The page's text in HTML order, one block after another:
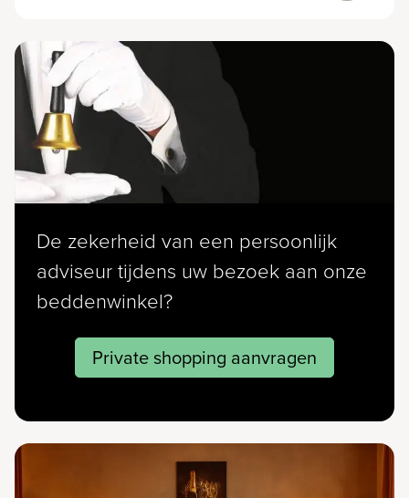
De zekerheid van een persoonlijk
adviseur tijdens uw bezoek aan onze
beddenwinkel?
Private shopping aanvragen